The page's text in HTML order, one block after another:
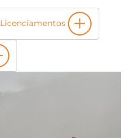
Licenciamentos